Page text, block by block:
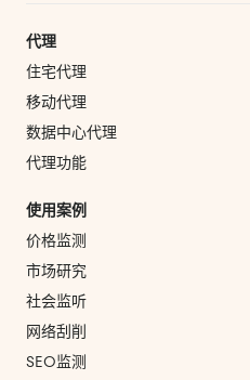
代理
住宅代理
移动代理
数据中心代理
代理功能
使用案例
价格监测
市场研究
社会监听
网络刮削
SEO监测